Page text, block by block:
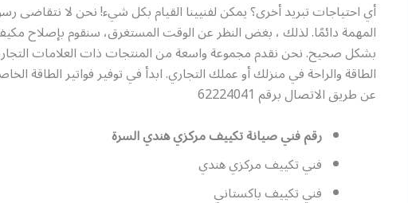
أي احتياجات تبريد أخرى؟ يمكن لفنيينا القيام بكل شيء! نحن لا نتقاضى
المهمة دائمًا. لذلك ، بغض النظر عن الوقت المستغرق، سنقوم بإصلاح
بشكل صحيح. نحن نقدم مجموعة واسعة من المنتجات ذات العلامات
الطاقة والراحة في منزلك أو عملك التجاري. ابدأ في توفير فواتير الطاقة
عن طريق الاتصال برقم 62224041
رقم فني صيانة تكييف مركزي هندي السرة
فني تكييف مركزي هندي
فني تكييف باكستاني